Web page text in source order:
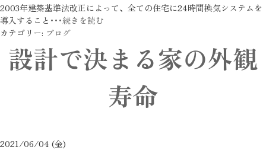
2003年建築基準法改正によって、全ての住宅に24時間換気システムを
導入すること ･･･続きを読む
カテゴリー: ブログ
設計で決まる家の外観
寿命
2021/06/04 (金)